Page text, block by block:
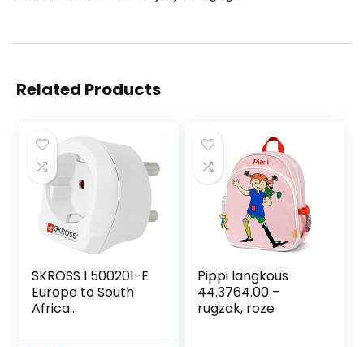
Related Products
SKROSS 1.500201-E
Europe to South
Africa
Pippi langkous
44.3764.00 –
rugzak, roze